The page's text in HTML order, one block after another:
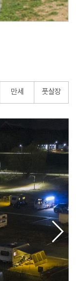
만세 풋살장